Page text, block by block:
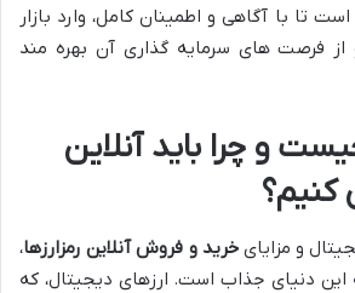
تا با آگاهی و اطمینان کامل، وارد بازار
از فرصت های سرمایه گذاری آن بهره مند
و چرا باید آنلاین
و مزایایخرید و فروش آنلاین رمزارزها،
این دنیای جذاب است. ارزهای دیجیتال، که